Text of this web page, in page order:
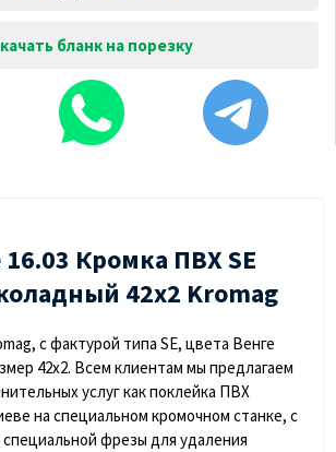
бланк на порезку
Кромка ПВХ SЕ
42х2 Kromag
с фактурой типа SE, цвета Венге
42х2. Всем клиентам мы предлагаем
услуг как поклейка ПВХ
на специальном кромочном станке, с
фрезы для удаления